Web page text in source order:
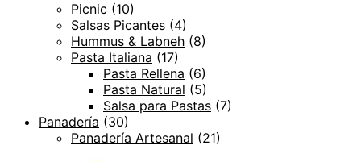
Picnic (10)
Salsas Picantes (4)
Hummus & Labneh (8)
Pasta Italiana (17)
Pasta Rellena (6)
Pasta Natural (5)
Salsa para Pastas (7)
Panadería (30)
Panadería Artesanal (21)